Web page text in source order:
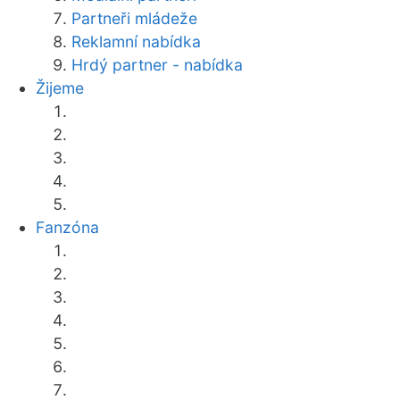
Partneři mládeže
Reklamní nabídka
Hrdý partner - nabídka
Žijeme
Fanzóna